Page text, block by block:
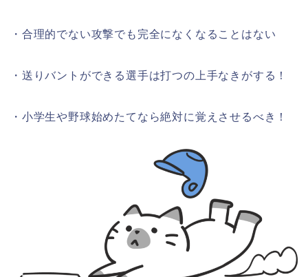
・合理的でない攻撃でも完全になくなることはない
・送りバントができる選手は打つの上手なきがする！
・小学生や野球始めたてなら絶対に覚えさせるべき！